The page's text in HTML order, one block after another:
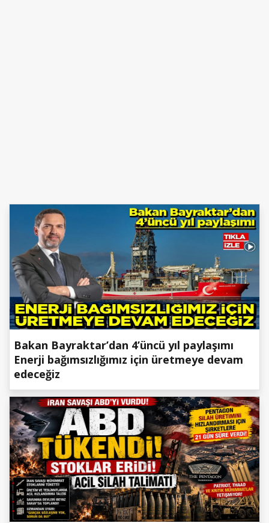
Bakan Bayraktar’dan 4’üncü yıl paylaşımı
Enerji bağımsızlığımız için üretmeye devam
edeceğiz